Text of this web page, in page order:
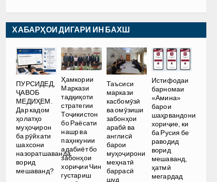
ХАБАРҲОИ ДИГАРИ ИН БАХШ
ПУРСИДЕД,
ҶАВОБ
МЕДИҲЕМ.
Дар кадом
ҳолатҳо
муҳоҷирон
ба рӯйхати
шахсони
назоратшаванда
ворид
мешаванд?
Ҳамкории
Маркази
тадқиқоти
стратегии
Тоҷикистон
бо Раёсати
нашр ва
паҳнкунии
адабиёт бо
забонҳои
хориҷии Чин
густариш
Таъсиси
маркази
касбомӯзӣ
ва омӯзиши
забонҳои
арабӣ ва
англисӣ
барои
муҳоҷирони
меҳнатӣ
баррасӣ
шуд
Истифодаи
барномаи
«Амина»
барои
шаҳрвандони
хориҷие, ки
ба Русия бе
раводид
ворид
мешаванд,
ҳатмӣ
мегардад